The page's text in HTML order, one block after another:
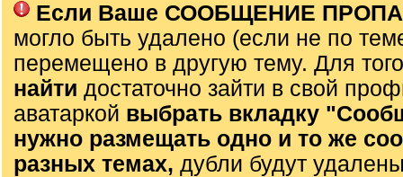
Если Ваше СООБЩЕНИЕ
могло быть удалено (если не по
перемещено в другую тему. Для
найти достаточно зайти в свой
аватаркой выбрать вкладку
нужно размещать одно и то же
разных темах, дубли будут